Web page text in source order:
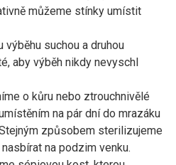
můžeme stínky umístit
suchou a druhou
aby výběh nikdy nevyschl
o kůru nebo ztrouchnivělé
na pár dní do mrazáku
způsobem sterilizujeme
na podzim venku.